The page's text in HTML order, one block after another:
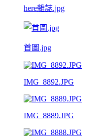
here雜誌.jpg
首圖.jpg
IMG_8892.JPG
IMG_8889.JPG